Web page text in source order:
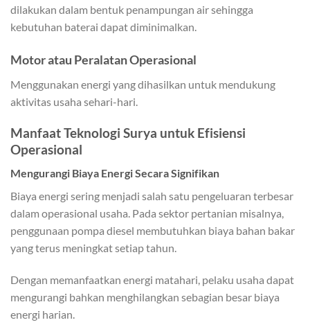
dilakukan dalam bentuk penampungan air sehingga
kebutuhan baterai dapat diminimalkan.
Motor atau Peralatan Operasional
Menggunakan energi yang dihasilkan untuk mendukung
aktivitas usaha sehari-hari.
Manfaat Teknologi Surya untuk Efisiensi
Operasional
Mengurangi Biaya Energi Secara Signifikan
Biaya energi sering menjadi salah satu pengeluaran terbesar
dalam operasional usaha. Pada sektor pertanian misalnya,
penggunaan pompa diesel membutuhkan biaya bahan bakar
yang terus meningkat setiap tahun.
Dengan memanfaatkan energi matahari, pelaku usaha dapat
mengurangi bahkan menghilangkan sebagian besar biaya
energi harian.